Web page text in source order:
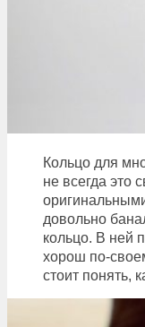
Кольцо для
не всегда это
довольно
кольцо. В ней
хорош по-
стоит понять,